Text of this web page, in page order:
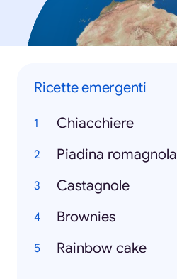
Ricette emergenti
Chiacchiere
Piadina romagnola
Castagnole
Brownies
Rainbow cake